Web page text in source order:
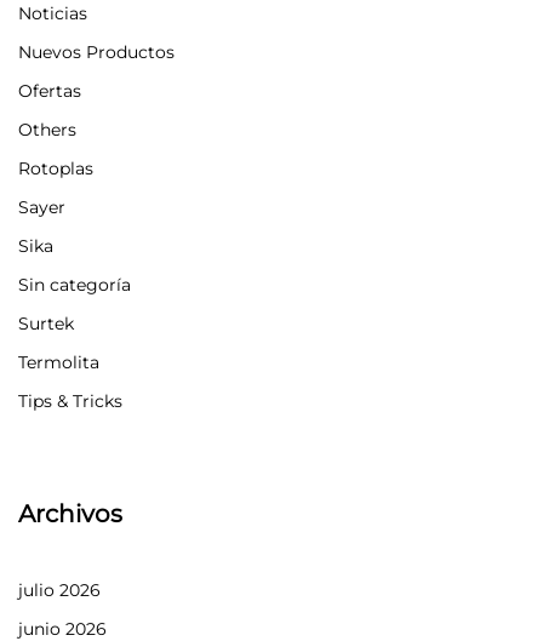
Noticias
Nuevos Productos
Ofertas
Others
Rotoplas
Sayer
Sika
Sin categoría
Surtek
Termolita
Tips & Tricks
Archivos
julio 2026
junio 2026